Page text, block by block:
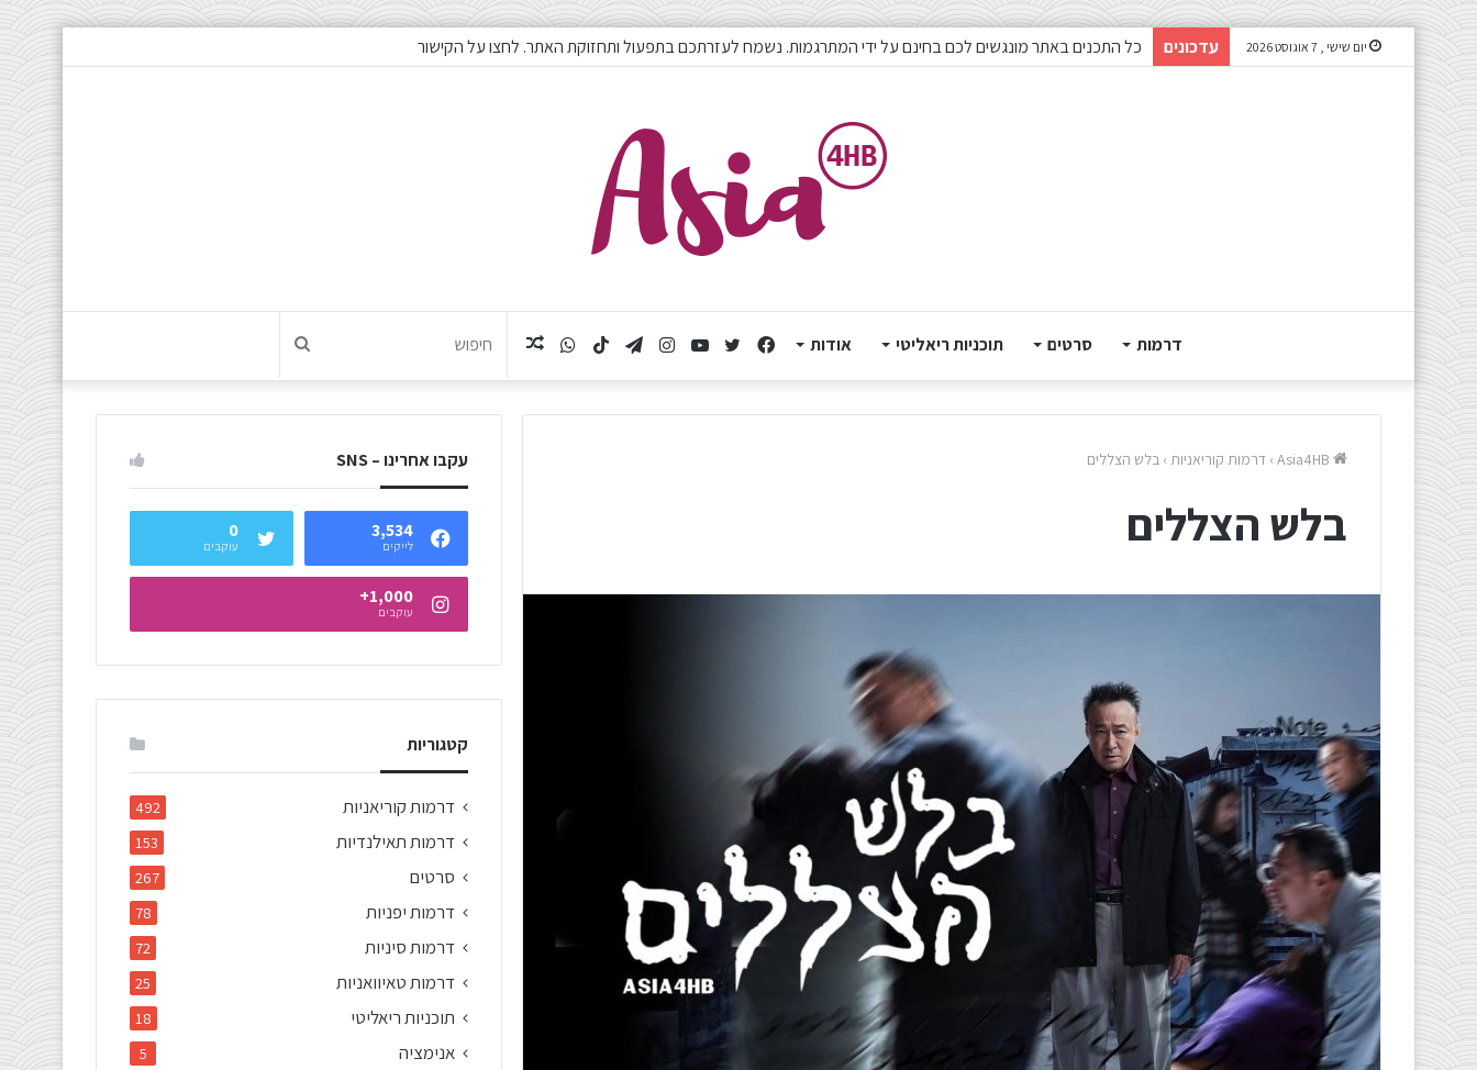
יום שישי , 7 אוגוסט 2026 עדכונים כל התכנים באתר מונגשים לכם בחינם על ידי המתרגמות. נשמח לעזרתכם בתפעול ותחזוקת האתר. לחצו על הקישור
דרמות סרטים תוכניות ריאליטי אודות
אקראי
WhatsAppTikTokTelegramInstagramYouTubeTwitterFacebook
› דרמות קוריאניות › בלש הצללים
בלש הצללים
עקבו אחרינו – SNS
3,534
לייקים
0
עוקבים
1,000+
עוקבים
קטגוריות
דרמות קוריאניות 492
דרמות תאילנדיות 153
סרטים 267
דרמות יפניות 78
דרמות סיניות 72
דרמות טאיוואניות 25
תוכניות ריאליטי 18
אנימציה 5